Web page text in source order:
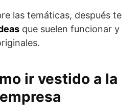
las temáticas, después te
que suelen funcionar y
ir vestido a la